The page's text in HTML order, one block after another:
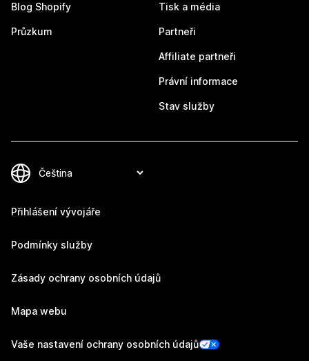
Blog Shopify
Průzkum
Tisk a média
Partneři
Affiliate partneři
Právní informace
Stav služby
Přihlášení vývojáře
Podmínky služby
Zásady ochrany osobních údajů
Mapa webu
Vaše nastavení ochrany osobních údajů